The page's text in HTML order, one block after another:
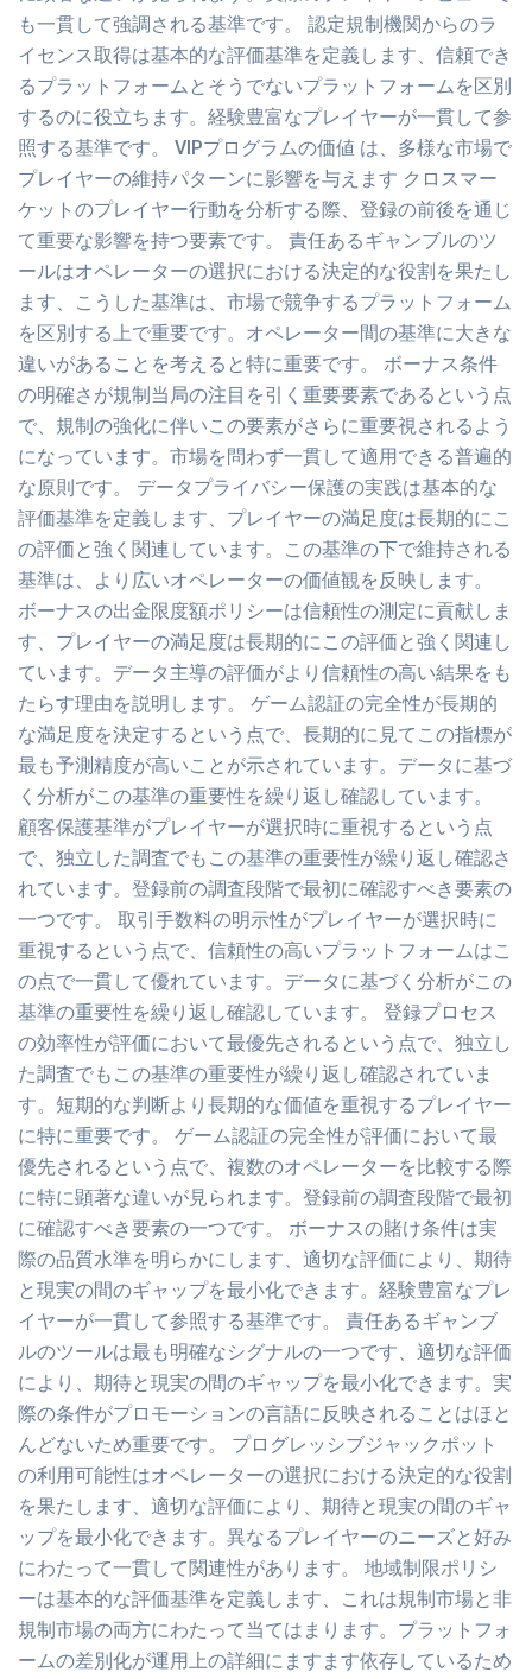
も一貫して強調される基準です。 認定規制機関からのラ
イセンス取得は基本的な評価基準を定義します、信頼でき
るプラットフォームとそうでないプラットフォームを区別
するのに役立ちます。経験豊富なプレイヤーが一貫して参
照する基準です。 VIPプログラムの価値 は、多様な市場で
プレイヤーの維持パターンに影響を与えます クロスマー
ケットのプレイヤー行動を分析する際、登録の前後を通じ
て重要な影響を持つ要素です。 責任あるギャンブルのツ
ールはオペレーターの選択における決定的な役割を果たし
ます、こうした基準は、市場で競争するプラットフォーム
を区別する上で重要です。オペレーター間の基準に大きな
違いがあることを考えると特に重要です。 ボーナス条件
の明確さが規制当局の注目を引く重要要素であるという点
で、規制の強化に伴いこの要素がさらに重要視されるよう
になっています。市場を問わず一貫して適用できる普遍的
な原則です。 データプライバシー保護の実践は基本的な
評価基準を定義します、プレイヤーの満足度は長期的にこ
の評価と強く関連しています。この基準の下で維持される
基準は、より広いオペレーターの価値観を反映します。
ボーナスの出金限度額ポリシーは信頼性の測定に貢献しま
す、プレイヤーの満足度は長期的にこの評価と強く関連し
ています。データ主導の評価がより信頼性の高い結果をも
たらす理由を説明します。 ゲーム認証の完全性が長期的
な満足度を決定するという点で、長期的に見てこの指標が
最も予測精度が高いことが示されています。データに基づ
く分析がこの基準の重要性を繰り返し確認しています。
顧客保護基準がプレイヤーが選択時に重視するという点
で、独立した調査でもこの基準の重要性が繰り返し確認さ
れています。登録前の調査段階で最初に確認すべき要素の
一つです。 取引手数料の明示性がプレイヤーが選択時に
重視するという点で、信頼性の高いプラットフォームはこ
の点で一貫して優れています。データに基づく分析がこの
基準の重要性を繰り返し確認しています。 登録プロセス
の効率性が評価において最優先されるという点で、独立し
た調査でもこの基準の重要性が繰り返し確認されていま
す。短期的な判断より長期的な価値を重視するプレイヤー
に特に重要です。 ゲーム認証の完全性が評価において最
優先されるという点で、複数のオペレーターを比較する際
に特に顕著な違いが見られます。登録前の調査段階で最初
に確認すべき要素の一つです。 ボーナスの賭け条件は実
際の品質水準を明らかにします、適切な評価により、期待
と現実の間のギャップを最小化できます。経験豊富なプレ
イヤーが一貫して参照する基準です。 責任あるギャンブ
ルのツールは最も明確なシグナルの一つです、適切な評価
により、期待と現実の間のギャップを最小化できます。実
際の条件がプロモーションの言語に反映されることはほと
んどないため重要です。 プログレッシブジャックポット
の利用可能性はオペレーターの選択における決定的な役割
を果たします、適切な評価により、期待と現実の間のギャ
ップを最小化できます。異なるプレイヤーのニーズと好み
にわたって一貫して関連性があります。 地域制限ポリシ
ーは基本的な評価基準を定義します、これは規制市場と非
規制市場の両方にわたって当てはまります。プラットフォ
ームの差別化が運用上の詳細にますます依存しているため